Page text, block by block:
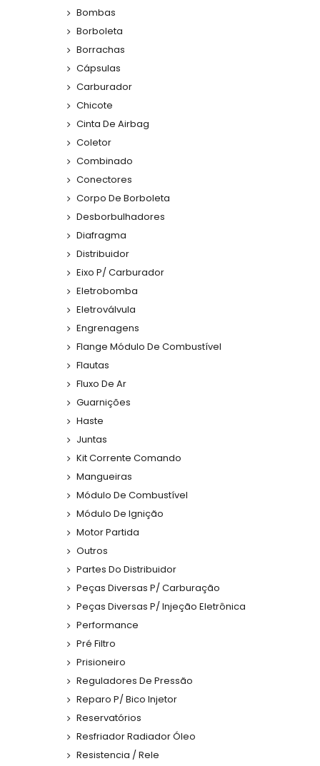
Bombas
Borboleta
Borrachas
Cápsulas
Carburador
Chicote
Cinta De Airbag
Coletor
Combinado
Conectores
Corpo De Borboleta
Desborbulhadores
Diafragma
Distribuidor
Eixo P/ Carburador
Eletrobomba
Eletroválvula
Engrenagens
Flange Módulo De Combustível
Flautas
Fluxo De Ar
Guarnições
Haste
Juntas
Kit Corrente Comando
Mangueiras
Módulo De Combustível
Módulo De Ignição
Motor Partida
Outros
Partes Do Distribuidor
Peças Diversas P/ Carburação
Peças Diversas P/ Injeção Eletrônica
Performance
Pré Filtro
Prisioneiro
Reguladores De Pressão
Reparo P/ Bico Injetor
Reservatórios
Resfriador Radiador Óleo
Resistencia / Rele